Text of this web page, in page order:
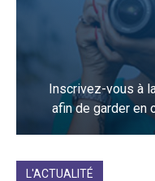
Inscrivez-vous à
afin de garder en
L'ACTUALITÉ